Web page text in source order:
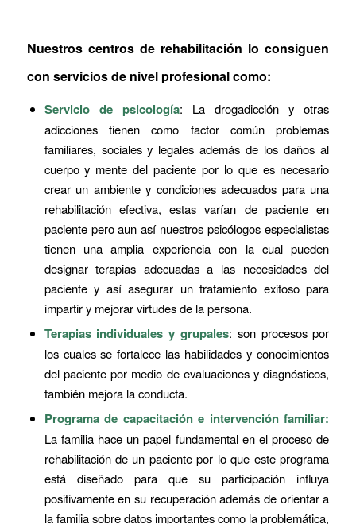
Nuestros centros de rehabilitación lo consiguen
con servicios de nivel profesional como:
Servicio de psicología: La drogadicción y otras
adicciones tienen como factor común problemas
familiares, sociales y legales además de los daños al
cuerpo y mente del paciente por lo que es necesario
crear un ambiente y condiciones adecuados para una
rehabilitación efectiva, estas varían de paciente en
paciente pero aun así nuestros psicólogos especialistas
tienen una amplia experiencia con la cual pueden
designar terapias adecuadas a las necesidades del
paciente y así asegurar un tratamiento exitoso para
impartir y mejorar virtudes de la persona.
Terapias individuales y grupales: son procesos por
los cuales se fortalece las habilidades y conocimientos
del paciente por medio de evaluaciones y diagnósticos,
también mejora la conducta.
Programa de capacitación e intervención familiar:
La familia hace un papel fundamental en el proceso de
rehabilitación de un paciente por lo que este programa
está diseñado para que su participación influya
positivamente en su recuperación además de orientar a
la familia sobre datos importantes como la problemática,